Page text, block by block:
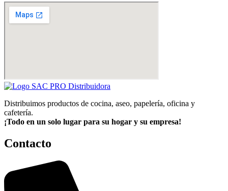
Distribuimos productos de cocina, aseo, papelería, oficina y
cafetería.
¡Todo en un solo lugar para su hogar y su empresa!
Contacto